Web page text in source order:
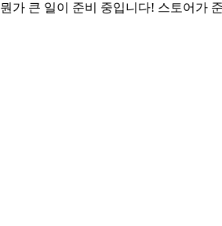
뭔가 큰 일이 준비 중입니다! 스토어가